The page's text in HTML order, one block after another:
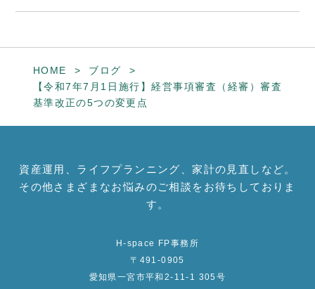
HOME
ブログ
【令和7年7月1日施行】経営事項審査（経審）審査
基準改正の5つの変更点
資産運用、ライフプランニング、家計の見直しなど。
その他さまざまなお悩みのご相談をお待ちしておりま
す。
H-space FP事務所
〒491-0905
愛知県一宮市平和2-11-1 305号